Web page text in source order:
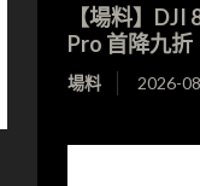
【場料】DJI
Pro 首降九
場料 2026-